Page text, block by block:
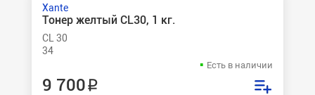
Xante
Тонер желтый CL30, 1 кг.
CL 30
34
Есть в наличии
9 700 ₽